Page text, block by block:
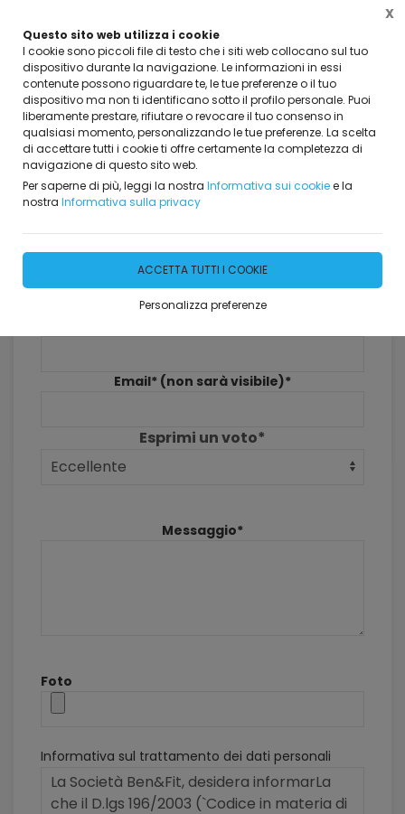
Questo sito web utilizza i cookie
I cookie sono piccoli file di testo che i siti web collocano sul tuo
dispositivo durante la navigazione. Le informazioni in essi
contenute possono riguardare te, le tue preferenze o il tuo
dispositivo ma non ti identificano sotto il profilo personale. Puoi
liberamente prestare, rifiutare o revocare il tuo consenso in
qualsiasi momento, personalizzando le tue preferenze. La scelta
di accettare tutti i cookie ti offre certamente la completezza di
navigazione di questo sito web.
Per saperne di più, leggi la nostra Informativa sui cookiee la
nostra Informativa sulla privacy
ACCETTA TUTTI I COOKIE
Personalizza preferenze
X
Home Dicono di Noi
Dicono di Noi
Lascia il tuo commento
Email* (non sarà visibile)*
Esprimi un voto*
Messaggio*
Foto
Informativa sul trattamento dei dati personali